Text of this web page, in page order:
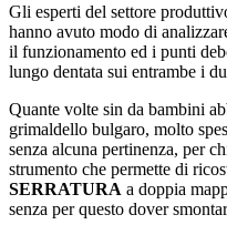
Gli esperti del settore
hanno avuto modo di
il funzionamento ed i punti
lungo dentata sui entrambe i
Quante volte sin da bambini
grimaldello bulgaro, molto
senza alcuna pertinenza, per
strumento che permette di
SERRATURA a doppia
senza per questo dover